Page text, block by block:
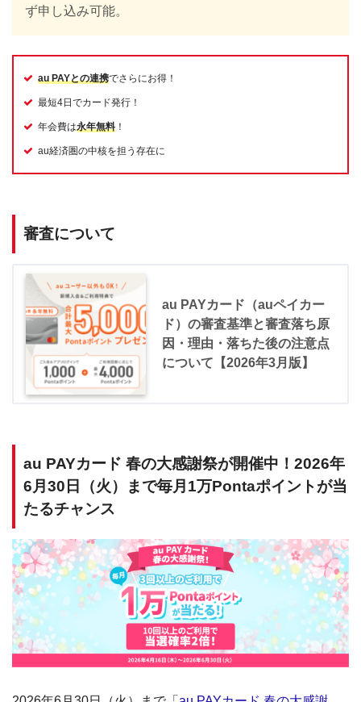
ず申し込み可能。
au PAYとの連携でさらにお得！
最短4日でカード発行！
年会費は永年無料 ！
au経済圏の中核を担う存在に
審査について
au PAYカード（auペイカー
ド）の審査基準と審査落ち原
因・理由・落ちた後の注意点
について【2026年3月版】
au PAYカード 春の大感謝祭が開催中！2026年
6月30日（火）まで毎月1万Pontaポイントが当
たるチャンス